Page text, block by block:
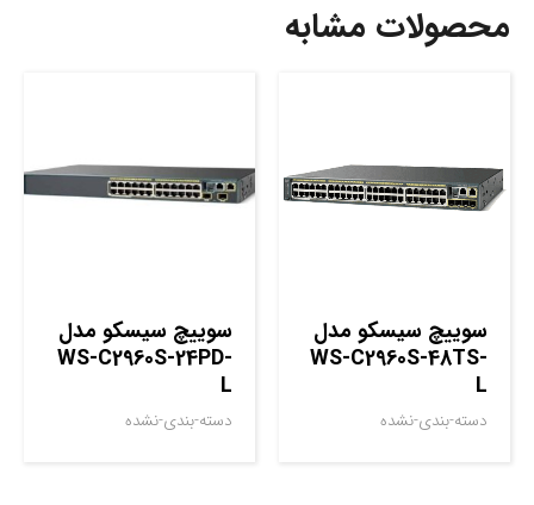
محصولات مشابه
سوييچ سيسکو مدل
WS-C2960S-48TS-
L
دسته-بندی-نشده
سوييچ سيسکو مدل
WS-C2960S-24PD-
L
دسته-بندی-نشده